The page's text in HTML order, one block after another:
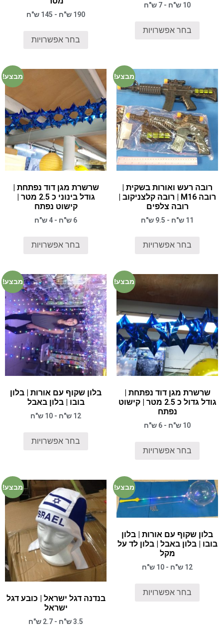
10 ש"ח - 7 ש"ח
בחר אפשרויות
190 ש"ח - 145 ש"ח
בחר אפשרויות
מבצע!
רובה רעש ואורות בשקית |
רובה M16 | רובה קלצניקוב |
רובה צלפים
11 ש"ח - 9.5 ש"ח
בחר אפשרויות
מבצע!
שרשרת מגן דוד נפתחת |
גודל בינוני כ 2.5 מטר |
קישוט נפתח
6 ש"ח - 4 ש"ח
בחר אפשרויות
מבצע!
שרשרת מגן דוד נפתחת |
גודל גדול כ 2.5 מטר | קישוט
נפתח
10 ש"ח - 6 ש"ח
בחר אפשרויות
מבצע!
בלון שקוף עם אורות | בלון
בובו | בלון באבל
12 ש"ח - 10 ש"ח
בחר אפשרויות
מבצע!
בלון שקוף עם אורות | בלון
בובו | בלון באבל | בלון לד על
מקל
12 ש"ח - 10 ש"ח
בחר אפשרויות
מבצע!
בנדנה דגל ישראל | כובע דגל
ישראל
3.5 ש"ח - 2.7 ש"ח